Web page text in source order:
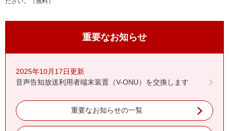
重要なお知らせ
2025年10月17日更新
音声告知放送利用者端末装置（V-ONU）を交換します
重要なお知らせの一覧